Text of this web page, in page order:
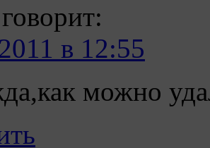
говорит:
в 12:55
можно